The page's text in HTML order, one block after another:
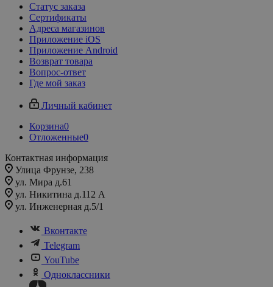
Статус заказа
Сертификаты
Адреса магазинов
Приложение iOS
Приложение Android
Возврат товара
Вопрос-ответ
Где мой заказ
Личный кабинет
Корзина0
Отложенные0
Контактная информация
Улица Фрунзе, 238​
ул. Мира д.61
ул. Никитина д.112 А
ул. Инженерная д.5/1
Вконтакте
Telegram
YouTube
Одноклассники